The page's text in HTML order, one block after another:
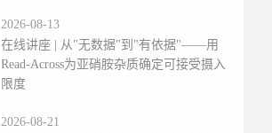
2026-08-13
在线讲座 | 从"无数据"到"有依据"——用
Read-Across为亚硝胺杂质确定可接受摄入
限度
2026-08-21